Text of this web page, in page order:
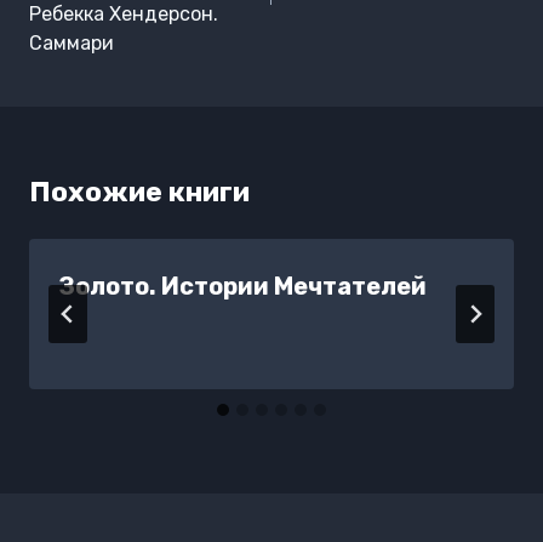
Ребекка Хендерсон.
Саммари
Похожие книги
Золото. Истории Мечтателей